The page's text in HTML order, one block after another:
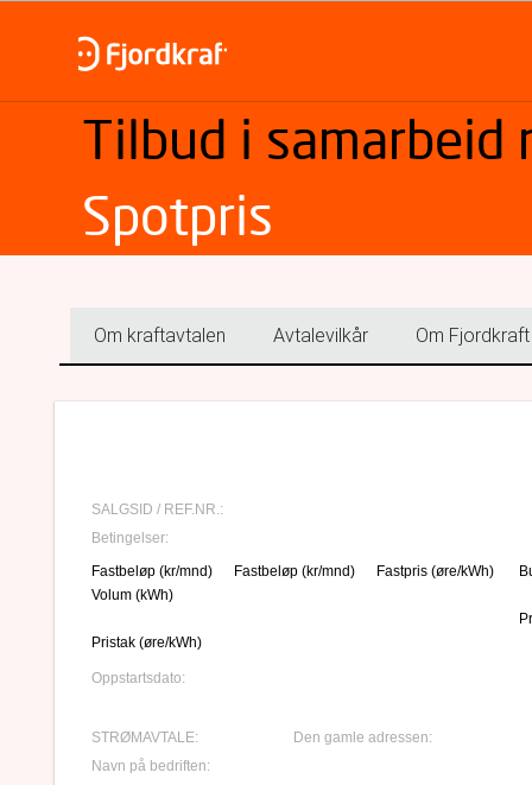
Tilbud i samarbeid
Spotpris
Om kraftavtalen Avtalevilkår Om Fjordkraft
SALGSID / REF.NR.:
Betingelser:
Fastbeløp (kr/mnd)
Fastbeløp (kr/mnd) Fastpris (øre/kWh)
Volum (kWh)
Pristak (øre/kWh)
Oppstartsdato:
STRØMAVTALE:
Navn på bedriften:
Den gamle adressen: